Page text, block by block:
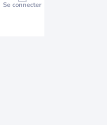
Se connecter